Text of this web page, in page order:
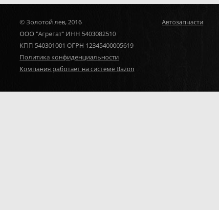
© Золотой лев, 2016
ООО "Агрегат" ИНН 5403082510
КПП 540301001 ОГРН 12345400005619
Политика конфиденциальности
Компания работает на системе Bazon
Автозапчасти